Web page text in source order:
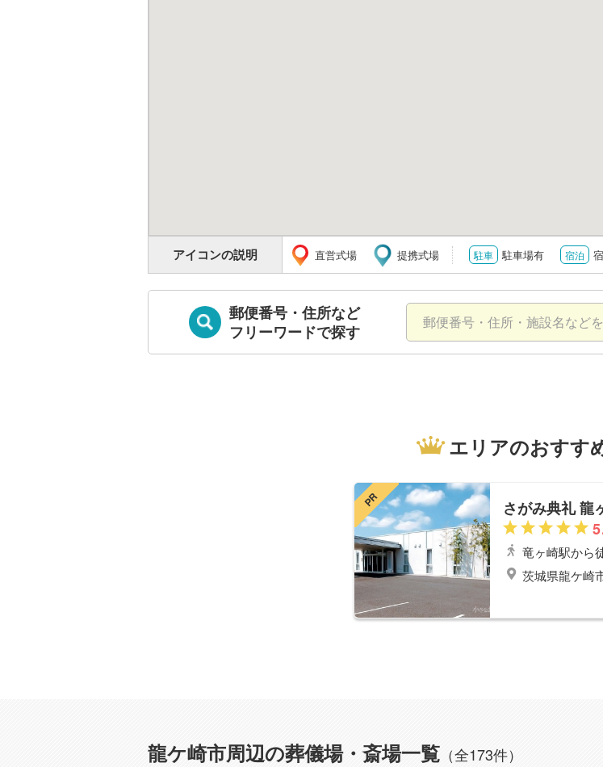
アイコンの説明 直営式場 提携式場 駐車 駐車場有 宿泊
郵便番号・住所など
フリーワードで探す
エリアのおすす
PR
さがみ典礼 龍
竜ヶ崎駅から
茨城県龍ケ崎
龍ケ崎市周辺の葬儀場・斎場一覧 （全173件）